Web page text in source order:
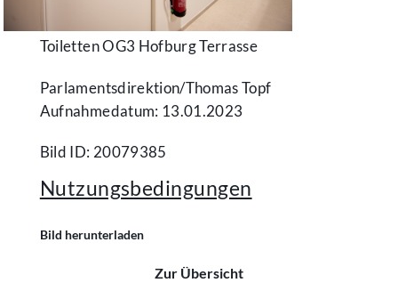
Toiletten OG3 Hofburg Terrasse
Parlamentsdirektion/​Thomas Topf
Aufnahmedatum: 13.01.2023
Bild ID: 20079385
Nutzungsbedingungen
Bild herunterladen
Zur Übersicht